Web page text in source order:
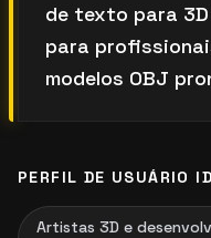
de texto para
para
modelos OBJ
PERFIL DE USUÁRIO
Artistas 3D e